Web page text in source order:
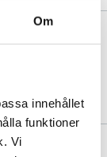
Om
innehållet
funktioner
Vi